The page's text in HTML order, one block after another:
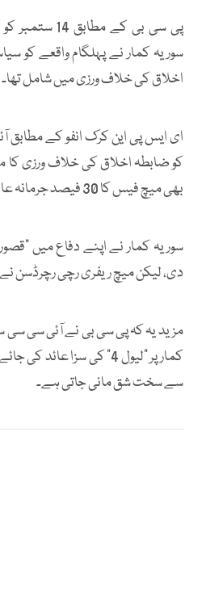
پی سی بی کے
سوریہ کمار نے پہلگام واقعے کو
اخلاق کی خلاف ورزی میں شامل تھا۔
ای ایس پی این کرک انفو کے مطابق
کو ضابطہ اخلاق کی خلاف ورزی کا
بھی میچ فیس کا 30 فیصد جرمانہ عائد کیا۔
سوریہ کمار نے اپنے دفاع میں
دی، لیکن میچ ریفری رچی رچرڈسن
مزید یہ کہ پی سی بی نے آئی سی سی
کمار پر ”لیول 4“ کی سزا
سے سخت شق مانی جاتی ہے۔